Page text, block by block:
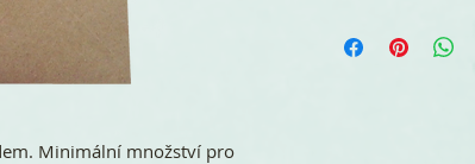
Minimální množství pro